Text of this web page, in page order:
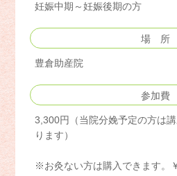
妊娠中期～妊娠後期の方
場 所
豊倉助産院
参加費
3,300円（当院分娩予定の方は
ります）
※お灸ない方は購入できます。